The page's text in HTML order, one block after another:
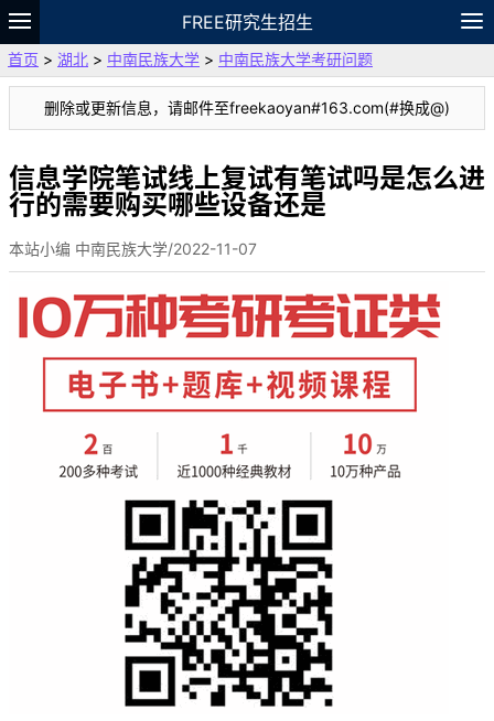
FREE研究生招生
题库
故事 专题 APP 笔记
论坛
VIP
资料
首页 > 湖北 > 中南民族大学 > 中南民族大学考研问题
删除或更新信息，请邮件至freekaoyan#163.com(#换成@)
信息学院笔试线上复试有笔试吗是怎么进
行的需要购买哪些设备还是
本站小编 中南民族大学/2022-11-07